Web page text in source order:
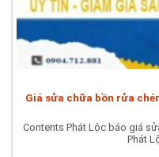
Giá sửa chữa bồn rửa
Contents Phát Lộc báo giá
Phát